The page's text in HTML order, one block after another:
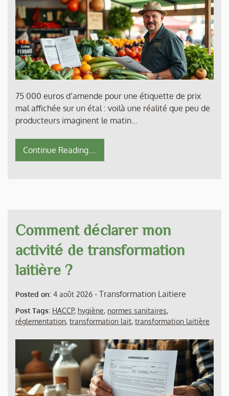
75 000 euros d’amende pour une étiquette de prix
mal affichée sur un étal : voilà une réalité que peu de
producteurs imaginent le matin…
Continue Reading....
Comment déclarer mon
activité de transformation
laitière ?
Posted on: 4 août 2026 - Transformation Laitiere
Post Tags: HACCP, hygiène, normes sanitaires,
réglementation, transformation lait, transformation laitière